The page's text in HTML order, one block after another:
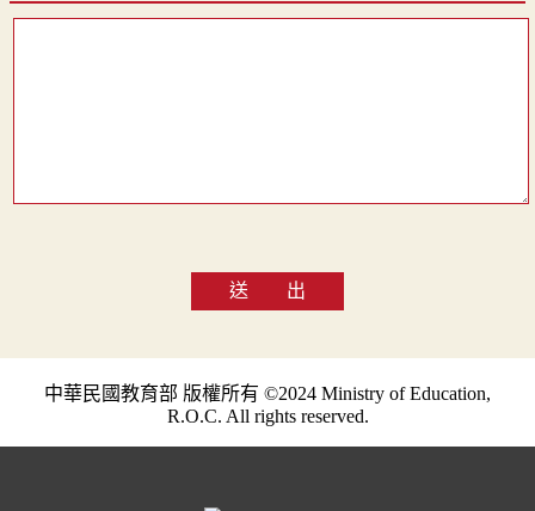
送 出
中華民國教育部 版權所有 ©2024 Ministry of Education,
R.O.C. All rights reserved.